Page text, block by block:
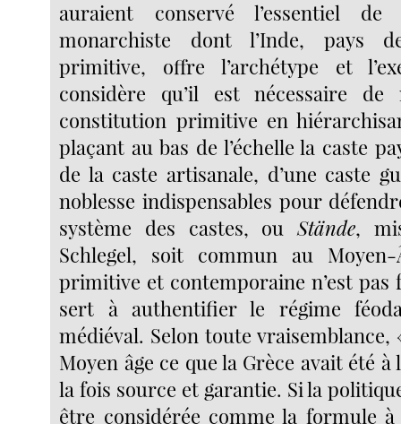
auraient conservé l’essentiel
monarchiste dont l’Inde, pays
primitive, offre l’archétype et
considère qu’il est nécessaire
constitution primitive en
plaçant au bas de l’échelle la caste
de la caste artisanale, d’une caste
noblesse indispensables pour
système des castes, ouStände,
Schlegel, soit commun au
primitive et contemporaine n’est pas
sert à authentifier le régime
médiéval. Selon toute vraisemblance,
Moyen âge ce que la Grèce avait été à
la fois source et garantie. Si la
être considérée comme la formule à